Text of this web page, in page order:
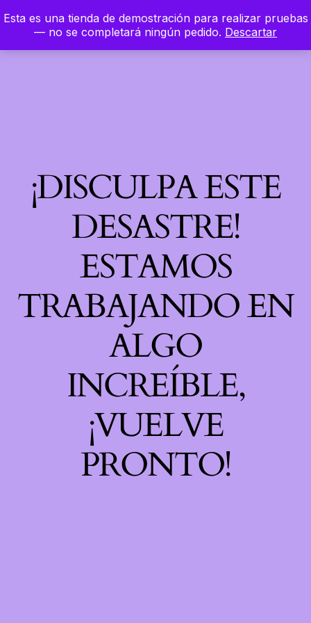
Esta es una tienda de demostración para realizar pruebas
— no se completará ningún pedido. Descartar
Hierbaloca LinkedIn
Instagram
Facebook
Acceder
¡DISCULPA ESTE
DESASTRE!
ESTAMOS
TRABAJANDO EN
ALGO
INCREÍBLE,
¡VUELVE
PRONTO!